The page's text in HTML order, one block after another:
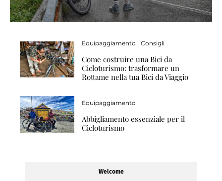
Equipaggiamento Consigli
Come costruire una Bici da
Cicloturismo: trasformare un
Rottame nella tua Bici da Viaggio
Equipaggiamento
Abbigliamento essenziale per il
Cicloturismo
Welcome